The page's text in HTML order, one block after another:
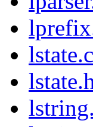
lstate.c